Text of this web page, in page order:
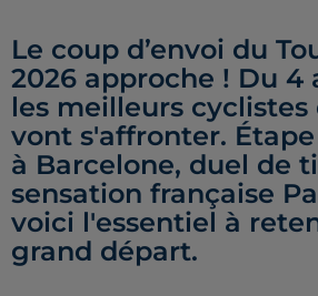
Le coup d’envoi du
2026 approche ! Du 4
les meilleurs
vont s'affronter.
à Barcelone, duel de
sensation française
voici l'essentiel à
grand départ.